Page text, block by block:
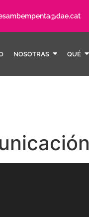
NOSOTRAS QUÉ